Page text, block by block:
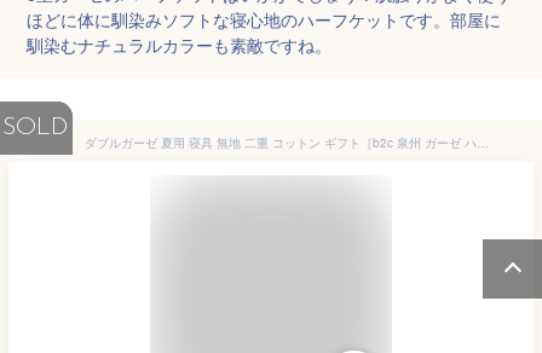
ほどに体に馴染みソフトな寝心地のハーフケットです。部屋に
馴染むナチュラルカラーも素敵ですね。
SOLD
ダブルガーゼ 夏用 寝具 無地 二重 コットン ギフト［b2c 泉州 ガーゼ ハーフケット｜オーガニック］＃SL_SI